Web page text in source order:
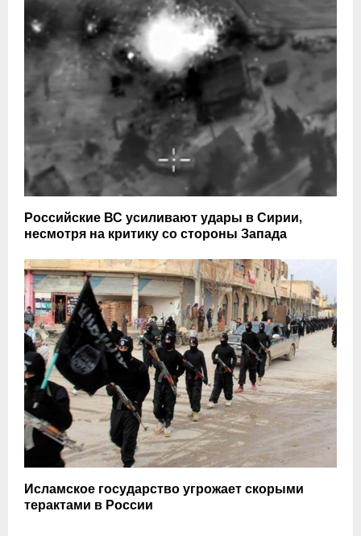
Российские ВС усиливают удары в Сирии,
несмотря на критику со стороны Запада
Исламское государство угрожает скорыми
терактами в России